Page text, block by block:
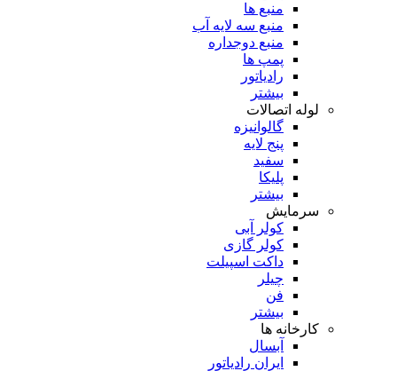
منبع ها
منبع سه لایه آب
منبع دوجداره
پمپ ها
رادیاتور
بیشتر
لوله اتصالات
گالوانیزه
پنج لایه
سفید
پلیکا
بیشتر
سرمایش
کولر آبی
کولر گازی
داکت اسپیلت
چیلر
فن
بیشتر
کارخانه ها
آبسال
ایران رادیاتور